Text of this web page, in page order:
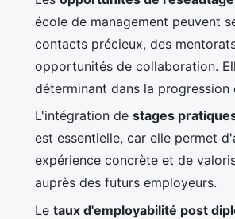
école de management peuvent
contacts précieux, des
opportunités de collaboration.
déterminant dans la progression
L'intégration de stages
est essentielle, car elle permet
expérience concrète et de
auprès des futurs employeurs.
Le taux d'employabilité post